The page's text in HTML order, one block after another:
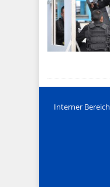
Interner Bereich